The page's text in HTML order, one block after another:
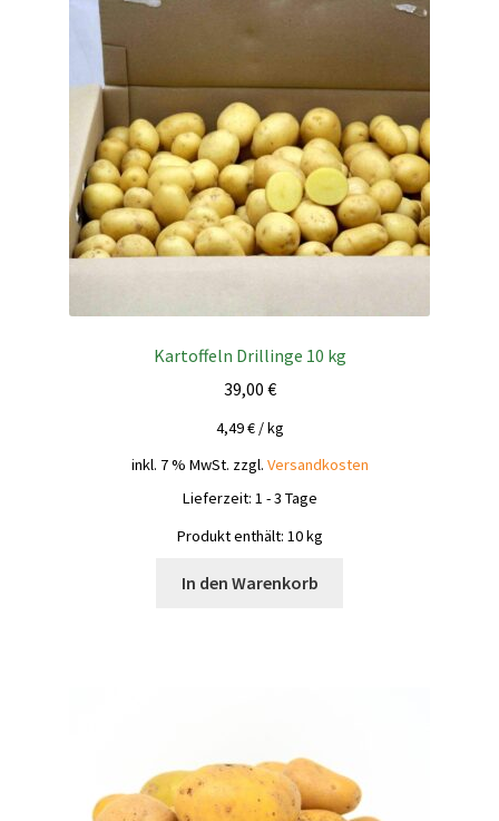
Kartoffeln Drillinge 10 kg
39,00 €
4,49€/kg
inkl. 7 % MwSt. zzgl. Versandkosten
Lieferzeit: 1 - 3 Tage
Produkt enthält: 10kg
In den Warenkorb